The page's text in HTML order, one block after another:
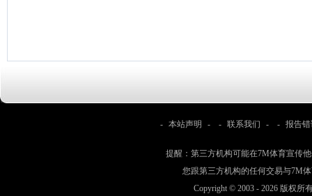
- 本站声明 - - 联系我们 - - 报告
提醒：第三方机构可能在7M体育宣传
您跟第三方机构的任何交易与7M
Copyright © 2003 - 2026 版权所